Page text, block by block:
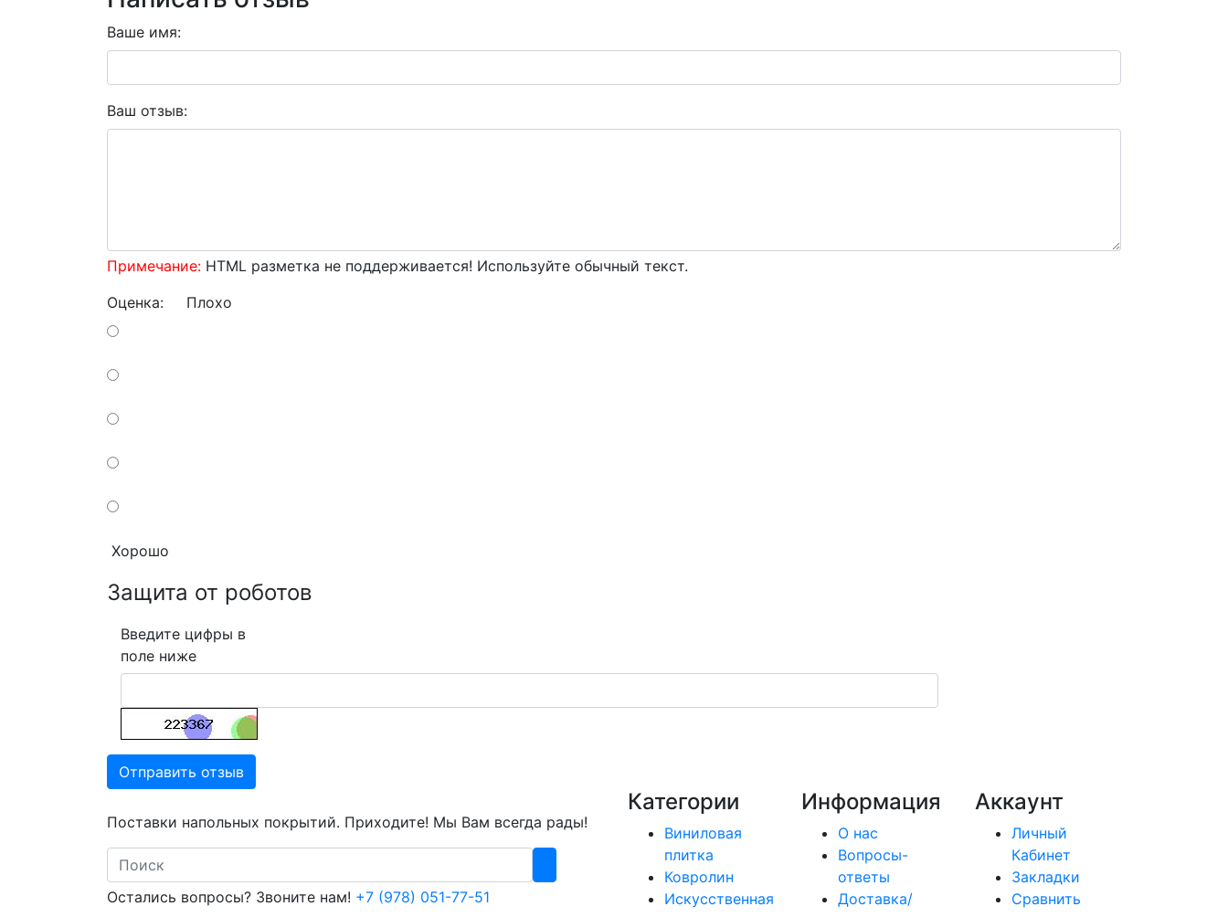
Ваше имя:
Ваш отзыв:
Примечание: HTML разметка не поддерживается! Используйте обычный текст.
Оценка: Плохо
Хорошо
Защита от роботов
Введите цифры в
поле ниже
Отправить отзыв
Поставки напольных покрытий. Приходите! Мы Вам всегда рады!
Search
Остались вопросы? Звоните нам! +7 (978) 051-77-51
Категории
Виниловая
плитка
Ковролин
Искусственная
Информация
О нас
Вопросы-
ответы
Доставка/
Аккаунт
Личный
Кабинет
Закладки
Сравнить